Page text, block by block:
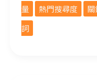
量
熱門搜尋度
詞